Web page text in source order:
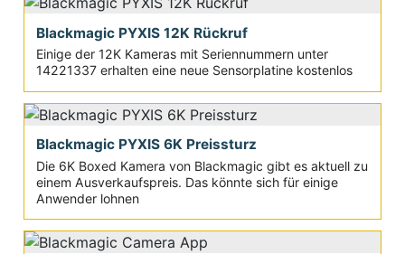
Blackmagic PYXIS 12K Rückruf
Einige der 12K Kameras mit Seriennummern unter
14221337 erhalten eine neue Sensorplatine kostenlos
Blackmagic PYXIS 6K Preissturz
Die 6K Boxed Kamera von Blackmagic gibt es aktuell zu
einem Ausverkaufspreis. Das könnte sich für einige
Anwender lohnen